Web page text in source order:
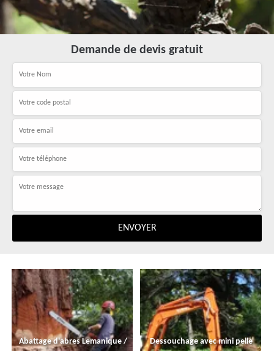
Demande de devis gratuit
Abattage d'abres Lemanique /
Dessouchage avec mini pelle